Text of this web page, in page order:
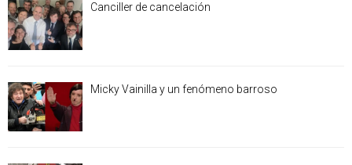
Canciller de cancelación
Micky Vainilla y un fenómeno barroso